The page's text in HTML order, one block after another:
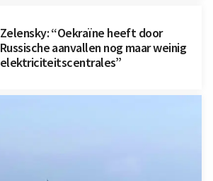
Zelensky: “Oekraïne heeft door
Russische aanvallen nog maar weinig
elektriciteitscentrales”